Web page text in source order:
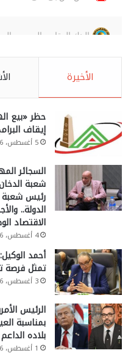
الأخيرة
حظر «بيع
إيقاف
5 أغسطس، 2026
السجائر
شعبة
رئيس شعبة
الدولة..
الاقتصاد
4 أغسطس، 2026
أحمد
تمثل فرصة
3 أغسطس، 2026
الرئيس
بمناسبة
بلاده
1 أغسطس، 2026